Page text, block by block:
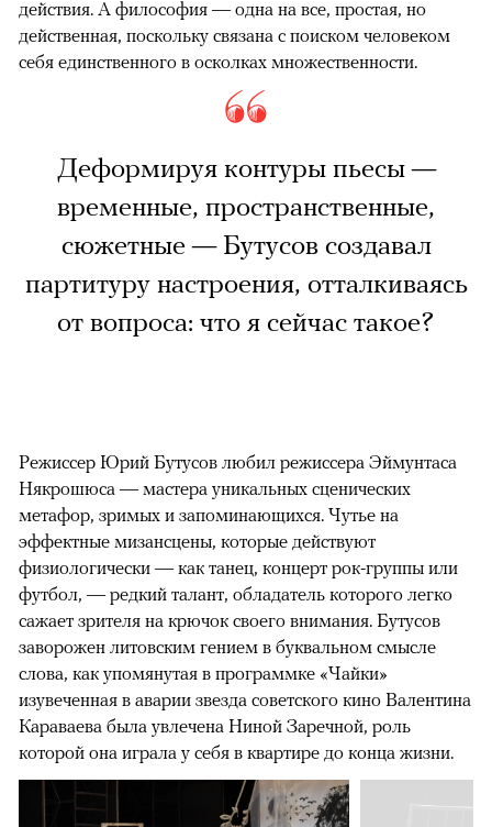
действия. А философия — одна на все, простая, но
действенная, поскольку связана с поиском человеком
себя единственного в осколках множественности.
Деформируя контуры пьесы —
временные, пространственные,
сюжетные — Бутусов создавал
партитуру настроения, отталкиваясь
от вопроса: что я сейчас такое?
Режиссер Юрий Бутусов любил режиссера Эймунтаса
Някрошюса — мастера уникальных сценических
метафор, зримых и запоминающихся. Чутье на
эффектные мизансцены, которые действуют
физиологически — как танец, концерт рок-группы или
футбол, — редкий талант, обладатель которого легко
сажает зрителя на крючок своего внимания. Бутусов
заворожен литовским гением в буквальном смысле
слова, как упомянутая в программке «Чайки»
изувеченная в аварии звезда советского кино Валентина
Караваева была увлечена Ниной Заречной, роль
которой она играла у себя в квартире до конца жизни.